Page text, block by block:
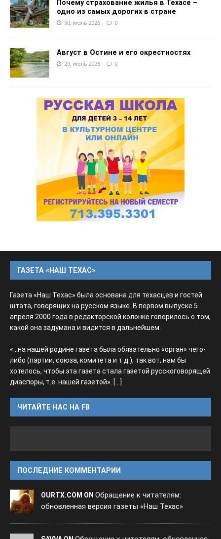
Почему страхование жилья в Техасе –
одно из самых дорогих в стране
30, июль 2026 0
Август в Остине и его окрестностях
29, июль 2026 0
ГАЗЕТА «НАШ ТЕХАС»
Газета «Наш Техас» была основана для техасцев и гостей
штата, говорящих на русском языке. В первом выпуске 5
апреля 2000 года в редакторской колонке говорилось о том,
какой она задумана и видится в дальнейшем:
«...на нашей родине газета была обязательно «орган» чего-
либо (партии, союза, комитета и т.д.), так вот, нам бы
хотелось, чтобы эта газета стала газетой русскоговорящей
диаспоры, т.е. нашей газетой». [...]
ЧИТАЙТЕ НАС НА FB
ПОСЛЕДНИЕ КОММЕНТАРИИ
OURTX.COM ON Обращение к читателям:
обновленная версия газеты «Наш Техас»